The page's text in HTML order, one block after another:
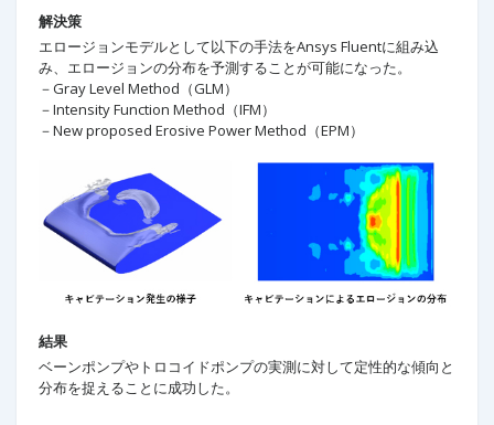
解決策
エロージョンモデルとして以下の手法をAnsys Fluentに組み込
み、エロージョンの分布を予測することが可能になった。
－Gray Level Method（GLM）
－Intensity Function Method（IFM）
－New proposed Erosive Power Method（EPM）
結果
ベーンポンプやトロコイドポンプの実測に対して定性的な傾向と
分布を捉えることに成功した。